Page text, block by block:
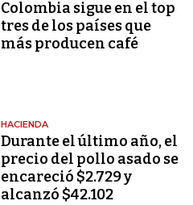
Colombia sigue en el top
tres de los países que
más producen café
HACIENDA
Durante el último año, el
precio del pollo asado se
encareció $2.729 y
alcanzó $42.102